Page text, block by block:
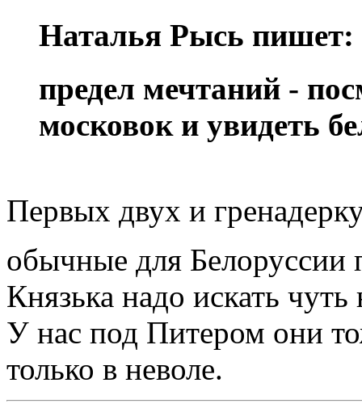
Наталья Рысь пишет:
предел мечтаний -
московок и увидеть
Первых двух и
обычные для
Князька надо искать
У нас под Питером они
только в неволе.